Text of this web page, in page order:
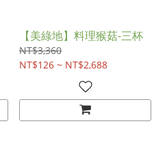
【美綠地】料理猴菇-三杯
NT$3,360
NT$126 ~ NT$2,688